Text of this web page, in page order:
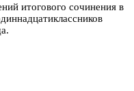
итогового сочинения в